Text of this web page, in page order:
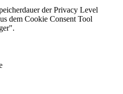
der Privacy Level
dem Cookie Consent Tool